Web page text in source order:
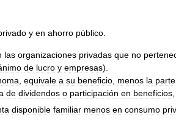
y en ahorro público
las organizaciones privadas que no
de lucro y empresas).
equivale a su beneficio menos la parte
de dividendos o participación en beneficios
disponible familiar menos en consumo